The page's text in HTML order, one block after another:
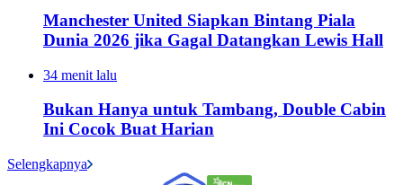
Manchester United Siapkan Bintang Piala
Dunia 2026 jika Gagal Datangkan Lewis Hall
34 menit lalu
Bukan Hanya untuk Tambang, Double Cabin
Ini Cocok Buat Harian
Selengkapnya